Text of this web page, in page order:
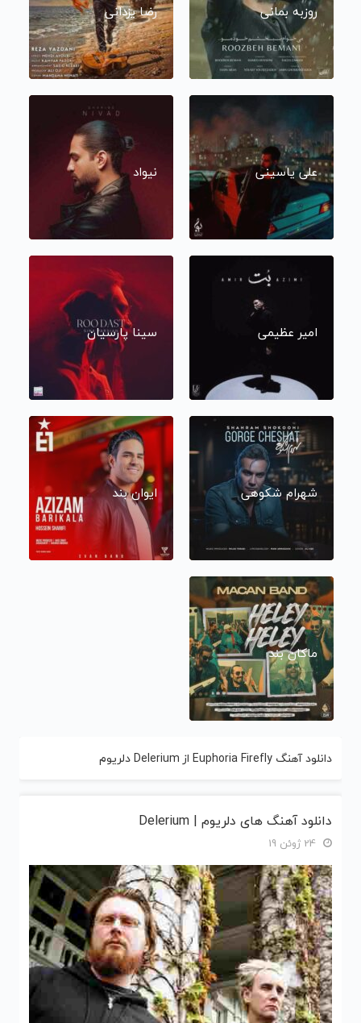
روزبه بمانی رضا یزدانی
علی یاسینی نیواد
امیر عظیمی سینا پارسیان
شهرام شکوهی ایوان بند
ماکان بند
دانلود آهنگ Euphoria Firefly از Delerium دلریوم
دانلود آهنگ های دلریوم | Delerium